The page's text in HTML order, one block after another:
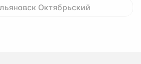
Октябрьский